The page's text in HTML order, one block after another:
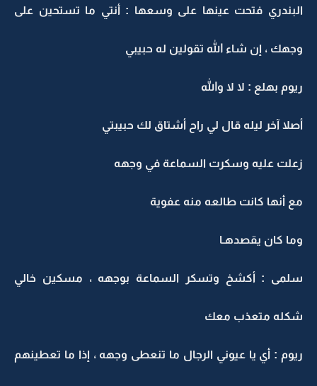
البندري فتحت عينها على وسعها : أنتي ما تستحين على
وجهك ، إن شاء الله تقولين له حبيبي
ريوم بهلع : لا لا والله
أصلا آخر ليله قال لي راح أشتاق لك حبيبتي
زعلت عليه وسكرت السماعة في وجهه
مع أنها كانت طالعه منه عفوية
وما كان يقصدهـا
سلمى : أكشخ وتسكر السماعة بوجهه ، مسكين خالي
شكله متعذب معك
ريوم : أي يا عيوني الرجال ما تنعطى وجهه ، إذا ما تعطينهم